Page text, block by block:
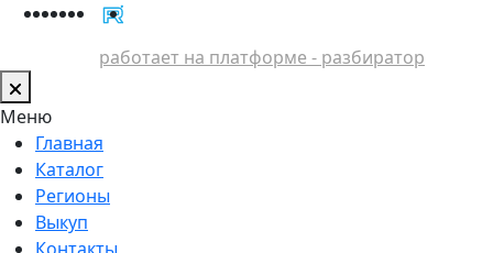
работает на платформе - разбиратор
Меню
Главная
Каталог
Регионы
Выкуп